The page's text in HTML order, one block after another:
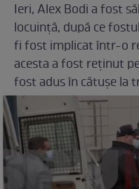
Ieri, Alex Bodi a fost
locuință, după ce
fi fost implicat într-o
acesta a fost reținut
fost adus în cătușe la